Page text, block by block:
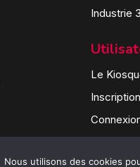
Industrie
Le
Inscription
Nous utilisons des cookies